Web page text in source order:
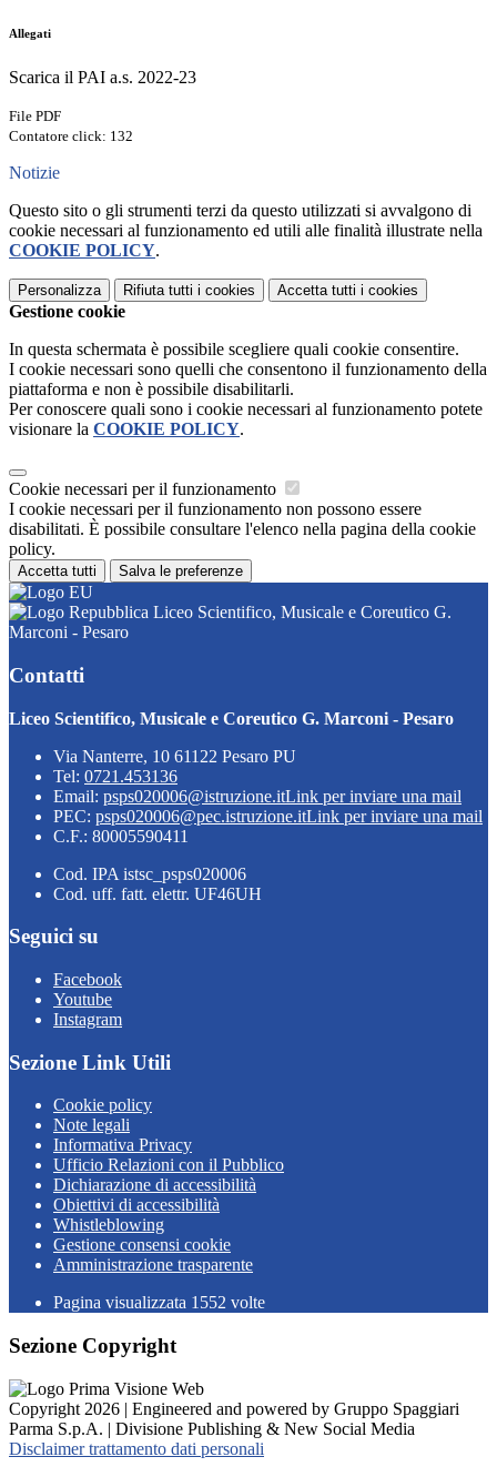
Allegati
Scarica il PAI a.s. 2022-23
File PDF
Contatore click: 132
Notizie
Questo sito o gli strumenti terzi da questo utilizzati si avvalgono di
cookie necessari al funzionamento ed utili alle finalità illustrate nella
COOKIE POLICY.
Personalizza Rifiuta tutti i cookies Accetta tutti i cookies
Gestione cookie
In questa schermata è possibile scegliere quali cookie consentire.
I cookie necessari sono quelli che consentono il funzionamento della
piattaforma e non è possibile disabilitarli.
Per conoscere quali sono i cookie necessari al funzionamento potete
visionare la COOKIE POLICY.
Cookie necessari per il funzionamento
I cookie necessari per il funzionamento non possono essere
disabilitati. È possibile consultare l'elenco nella pagina della cookie
policy.
Accetta tutti Salva le preferenze
Liceo Scientifico, Musicale e Coreutico G.
Marconi - Pesaro
Contatti
Liceo Scientifico, Musicale e Coreutico G. Marconi - Pesaro
Via Nanterre, 10 61122 Pesaro PU
Tel: 0721.453136
Email: psps020006@istruzione.itLink per inviare una mail
PEC: psps020006@pec.istruzione.itLink per inviare una mail
C.F.: 80005590411
Cod. IPA istsc_psps020006
Cod. uff. fatt. elettr. UF46UH
Seguici su
Facebook
Youtube
Instagram
Sezione Link Utili
Cookie policy
Note legali
Informativa Privacy
Ufficio Relazioni con il Pubblico
Dichiarazione di accessibilità
Obiettivi di accessibilità
Whistleblowing
Gestione consensi cookie
Amministrazione trasparente
Pagina visualizzata 1552 volte
Sezione Copyright
Copyright 2026 | Engineered and powered by Gruppo Spaggiari
Parma S.p.A. | Divisione Publishing & New Social Media
Disclaimer trattamento dati personali